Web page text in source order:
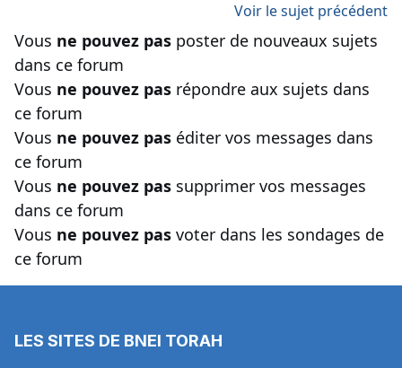
Voir le sujet précédent
Vous ne pouvez pas poster de nouveaux sujets
dans ce forum
Vous ne pouvez pas répondre aux sujets dans
ce forum
Vous ne pouvez pas éditer vos messages dans
ce forum
Vous ne pouvez pas supprimer vos messages
dans ce forum
Vous ne pouvez pas voter dans les sondages de
ce forum
LES SITES DE BNEI TORAH